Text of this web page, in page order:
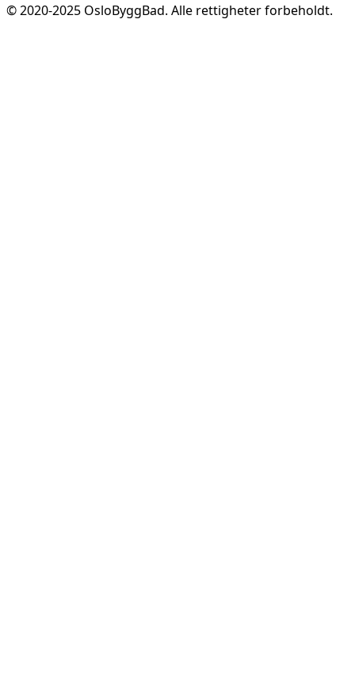
© 2020-2025 OsloByggBad. Alle rettigheter forbeholdt.